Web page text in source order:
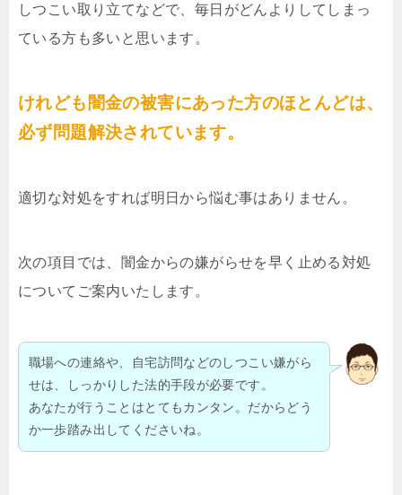
しつこい取り立てなどで、毎日がどんよりしてしまっ
ている方も多いと思います。
けれども闇金の被害にあった方のほとんどは、
必ず問題解決されています。
適切な対処をすれば明日から悩む事はありません。
次の項目では、闇金からの嫌がらせを早く止める対処
についてご案内いたします。
職場への連絡や、自宅訪問などのしつこい嫌がら
せは、しっかりした法的手段が必要です。
あなたが行うことはとてもカンタン。だからどう
か一歩踏み出してくださいね。